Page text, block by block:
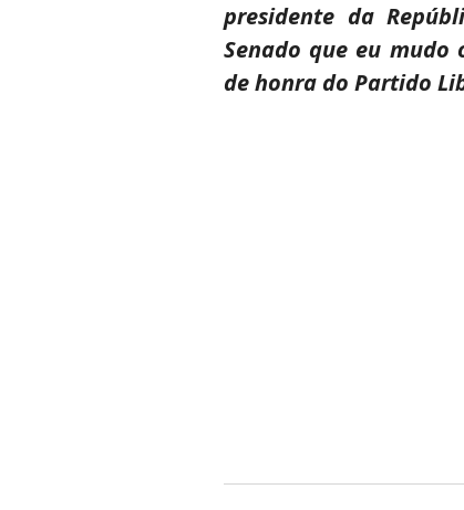
presidente da
Senado que eu mudo
de honra do Partido